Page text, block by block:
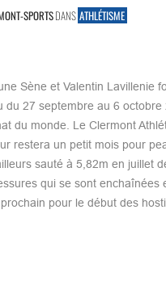
SPORTSDANS ATHLÉTISME
Sène et Valentin Lavillenie
du 27 septembre au 6
du monde. Le Clermont
restera un petit mois pour
sauté à 5,82m en juillet
qui se sont
pour le début des